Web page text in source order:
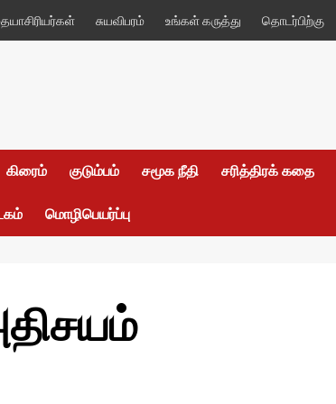
சுயவிபரம் உங்கள் கருத்து தொடர்பிற்கு
கிரைம் குடும்பம் சமூக நீதி சரித்திரக் கதை
மொழிபெயர்ப்பு